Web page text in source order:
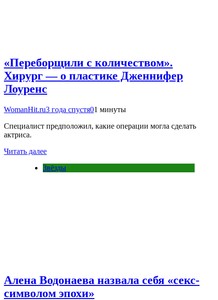
«Переборщили с количеством».
Хирург — о пластике Дженнифер
Лоуренс
WomanHit.ru3 года спустя01 минуты
Специалист предположил, какие операции могла сделать
актриса.
Читать далее
Звёзды
Алена Водонаева назвала себя «секс-
символом эпохи»